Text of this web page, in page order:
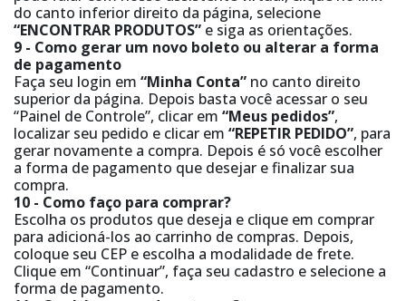
do canto inferior direito da página, selecione
“ENCONTRAR PRODUTOS” e siga as orientações.
9 - Como gerar um novo boleto ou alterar a forma
de pagamento
Faça seu login em “Minha Conta” no canto direito
superior da página. Depois basta você acessar o seu
“Painel de Controle”, clicar em “Meus pedidos”,
localizar seu pedido e clicar em “REPETIR PEDIDO”, para
gerar novamente a compra. Depois é só você escolher
a forma de pagamento que desejar e finalizar sua
compra.
10 - Como faço para comprar?
Escolha os produtos que deseja e clique em comprar
para adicioná-los ao carrinho de compras. Depois,
coloque seu CEP e escolha a modalidade de frete.
Clique em “Continuar”, faça seu cadastro e selecione a
forma de pagamento.